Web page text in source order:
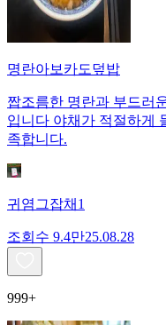
명란아보카도덮밥
짭조름한 명란과 부드러
입니다 야채가 적절하게
족합니다.
귀염그잡채1
조회수 9.4만25.08.28
999+